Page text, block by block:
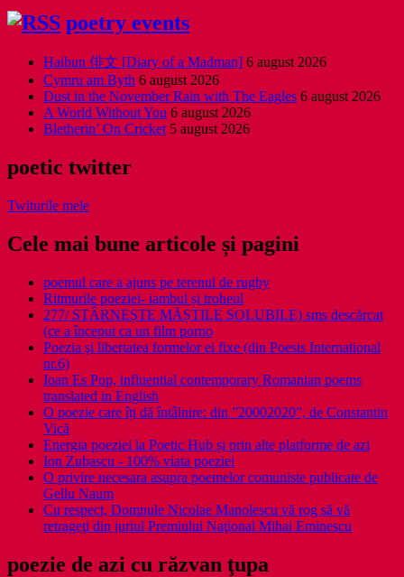
poetry events
Haibun 俳文 [Diary of a Madman] 6 august 2026
Cymru am Byth 6 august 2026
Dust in the November Rain with The Eagles 6 august 2026
A World Without You 6 august 2026
Bletherin’ On Cricket 5 august 2026
poetic twitter
Twiturile mele
Cele mai bune articole și pagini
poemul care a ajuns pe terenul de rugby
Ritmurile poeziei- iambul și troheul
277/ STÂRNEȘTE MĂȘTILE SOLUBILE) sms descărcat
(ce a început ca un film porno
Poezia şi libertatea formelor ei fixe (din Poesis International
nr.6)
Ioan Es Pop, influential contemporary Romanian poems
translated in English
O poezie care îți dă întâlnire: din ”20002020”, de Constantin
Vică
Energia poeziei la Poetic Hub și prin alte platforme de azi
Ion Zubascu - 100% viata poeziei
O privire necesara asupra poemelor comuniste publicate de
Gellu Naum
Cu respect, Domnule Nicolae Manolescu vă rog să vă
retrageţi din juriul Premiului Naţional Mihai Eminescu
poezie de azi cu răzvan ţupa